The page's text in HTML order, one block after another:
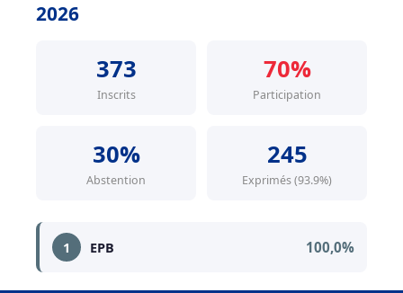
2026
373
Inscrits
70%
Participation
30%
Abstention
245
Exprimés (93.9%)
1 EPB 100,0%